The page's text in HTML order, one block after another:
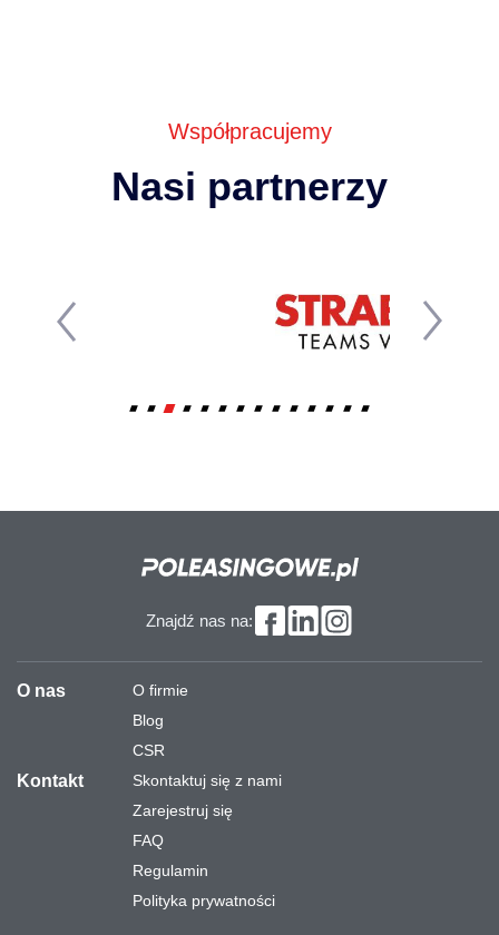
Współpracujemy
Nasi partnerzy
Znajdź nas na:
O nas
O firmie
Blog
CSR
Kontakt
Skontaktuj się z nami
Zarejestruj się
FAQ
Regulamin
Polityka prywatności